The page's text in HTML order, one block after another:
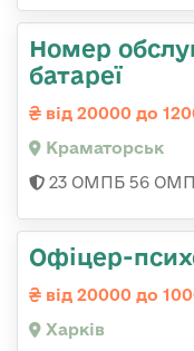
Номер
батареї
від 20000 до
Краматорськ
23 ОМПБ 56
Офіцер-
від 20000 до
Харків